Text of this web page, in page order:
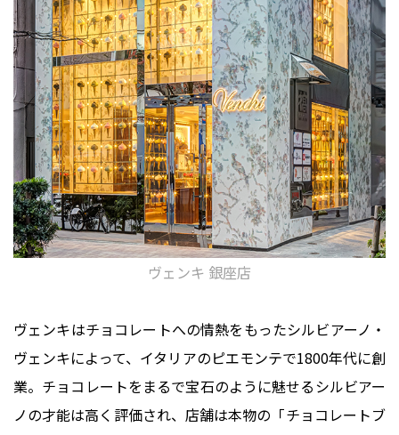
ヴェンキ 銀座店
ヴェンキはチョコレートへの情熱をもったシルビアーノ・
ヴェンキによって、イタリアのピエモンテで1800年代に創
業。チョコレートをまるで宝石のように魅せるシルビアー
ノの才能は高く評価され、店舗は本物の「チョコレートブ